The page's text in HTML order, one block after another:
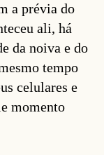
a prévia do
ali, há
da noiva e do
tempo
celulares e
momento